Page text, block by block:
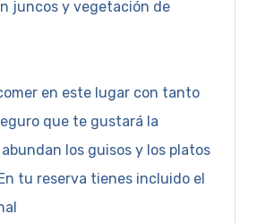
juncos y vegetación de
en este lugar con tanto
que te gustará la
los guisos y los platos
tu reserva tienes incluido el